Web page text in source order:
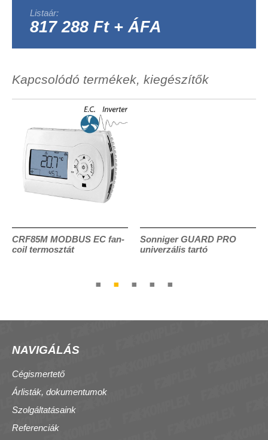
Listaár:
817 288 Ft + ÁFA
Kapcsolódó termékek, kiegészítők
CRF85M MODBUS EC fan-
coil termosztát
Sonniger GUARD PRO
univerzális tartó
NAVIGÁLÁS
Cégismertető
Árlisták, dokumentumok
Szolgáltatásaink
Referenciák